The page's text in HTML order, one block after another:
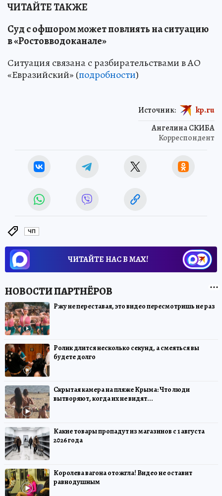
ЧИТАЙТЕ ТАКЖЕ
Суд с офшором может повлиять на ситуацию
в «Ростовводоканале»
Ситуация связана с разбирательствами в АО
«Евразийский» (подробности)
Ангелина СКИБА
Корреспондент
Источник: kp.ru
ЧП
ЧИТАЙТЕ НАС В МАХ!
Ржу не переставая, это видео пересмотришь не раз
Ролик длится несколько секунд, а смеяться вы
будете долго
Скрытая камера на пляже Крыма: Что люди
вытворяют, когда их не видят...
Какие товары пропадут из магазинов с 1 августа
2026 года
Королева вагона отожгла! Видео не оставит
равнодушным